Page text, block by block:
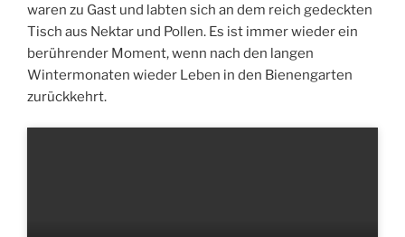
waren zu Gast und labten sich an dem reich gedeckten
Tisch aus Nektar und Pollen. Es ist immer wieder ein
berührender Moment, wenn nach den langen
Wintermonaten wieder Leben in den Bienengarten
zurückkehrt.